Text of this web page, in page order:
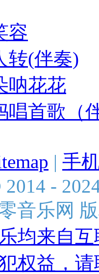
容
转(伴奏)
呐花花
唱首歌（
| 手
-
音乐网
均来自
权益，